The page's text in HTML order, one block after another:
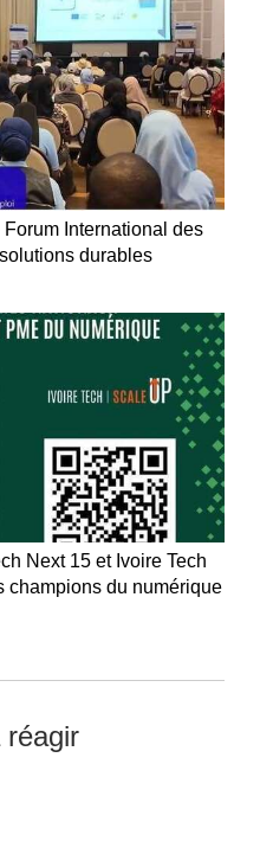
International des
durables
Next 15 et Ivoire Tech
champions du numérique
réagir